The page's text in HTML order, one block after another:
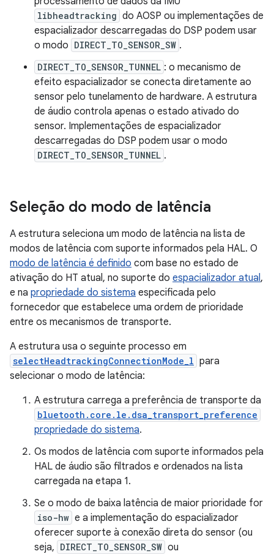
libheadtracking do AOSP ou implementações de
espacializador descarregadas do DSP podem usar
o modo DIRECT_TO_SENSOR_SW .
DIRECT_TO_SENSOR_TUNNEL : o mecanismo de
efeito espacializador se conecta diretamente ao
sensor pelo tunelamento de hardware. A estrutura
de áudio controla apenas o estado ativado do
sensor. Implementações de espacializador
descarregadas do DSP podem usar o modo
DIRECT_TO_SENSOR_TUNNEL .
Seleção do modo de latência
A estrutura seleciona um modo de latência na lista de
modos de latência com suporte informados pela HAL. O
modo de latência é definido com base no estado de
ativação do HT atual, no suporte do espacializador atual,
e na propriedade do sistema especificada pelo
fornecedor que estabelece uma ordem de prioridade
entre os mecanismos de transporte.
A estrutura usa o seguinte processo em
selectHeadtrackingConnectionMode_l para
selecionar o modo de latência:
A estrutura carrega a preferência de transporte da
bluetooth.core.le.dsa_transport_preference
propriedade do sistema.
Os modos de latência com suporte informados pela
HAL de áudio são filtrados e ordenados na lista
carregada na etapa 1.
Se o modo de baixa latência de maior prioridade for
iso-hw e a implementação do espacializador
oferecer suporte à conexão direta do sensor (ou
seja, DIRECT_TO_SENSOR_SW ou